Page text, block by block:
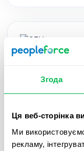
Згода
Ця веб-сторінка
Ми
рекламу,
до якісних,
трансплантації
донорської